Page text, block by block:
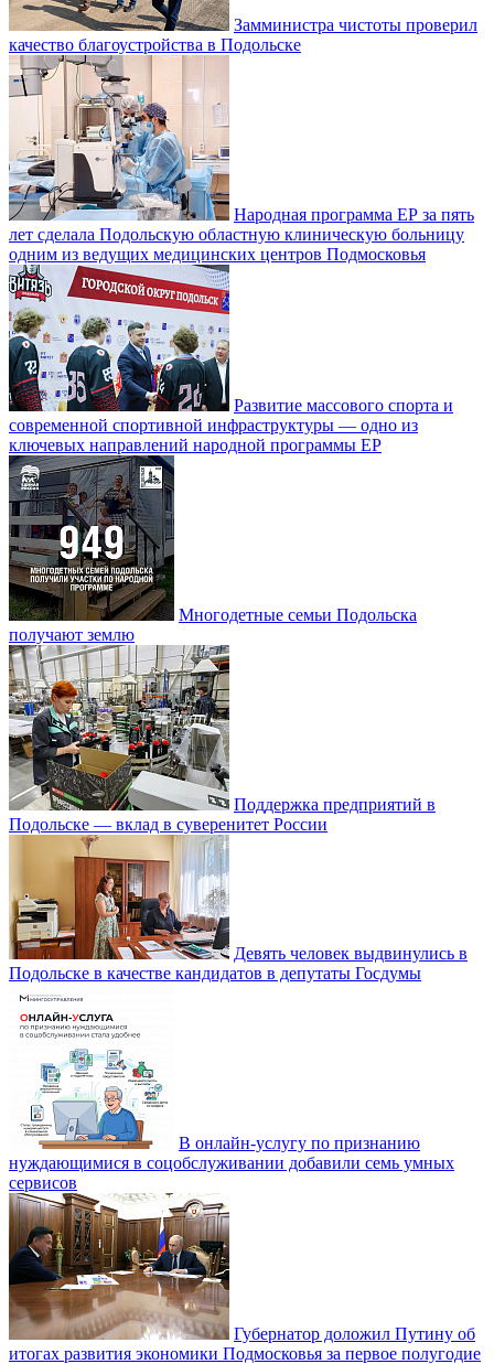
Замминистра чистоты проверил
качество благоустройства в Подольске
Народная программа ЕР за пять
лет сделала Подольскую областную клиническую больницу
одним из ведущих медицинских центров Подмосковья
Развитие массового спорта и
современной спортивной инфраструктуры — одно из
ключевых направлений народной программы ЕР
Многодетные семьи Подольска
получают землю
Поддержка предприятий в
Подольске — вклад в суверенитет России
Девять человек выдвинулись в
Подольске в качестве кандидатов в депутаты Госдумы
В онлайн-услугу по признанию
нуждающимися в соцобслуживании добавили семь умных
сервисов
Губернатор доложил Путину об
итогах развития экономики Подмосковья за первое полугодие